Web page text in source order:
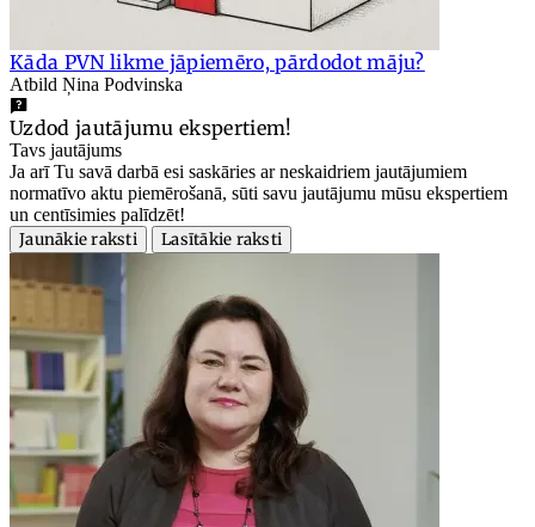
Kāda PVN likme jāpiemēro, pārdodot māju?
Atbild Ņina Podvinska
Uzdod jautājumu ekspertiem!
Tavs jautājums
Ja arī Tu savā darbā esi saskāries ar neskaidriem jautājumiem
normatīvo aktu piemērošanā, sūti savu jautājumu mūsu ekspertiem
un centīsimies palīdzēt!
Jaunākie raksti
Lasītākie raksti